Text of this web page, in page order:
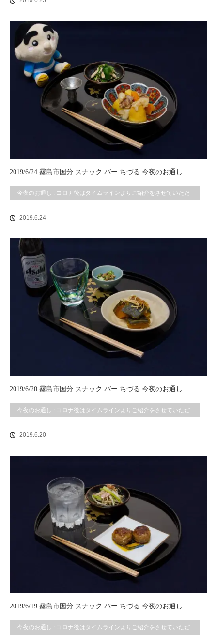
2019/6/24 霧島市国分 スナック バー ちづる 今夜のお通し
今夜のお通し : コロナ後はタイムラインよりご紹介をさせていただ
2019.6.24
2019/6/20 霧島市国分 スナック バー ちづる 今夜のお通し
今夜のお通し : コロナ後はタイムラインよりご紹介をさせていただ
2019.6.20
2019/6/19 霧島市国分 スナック バー ちづる 今夜のお通し
今夜のお通し : コロナ後はタイムラインよりご紹介をさせていただ